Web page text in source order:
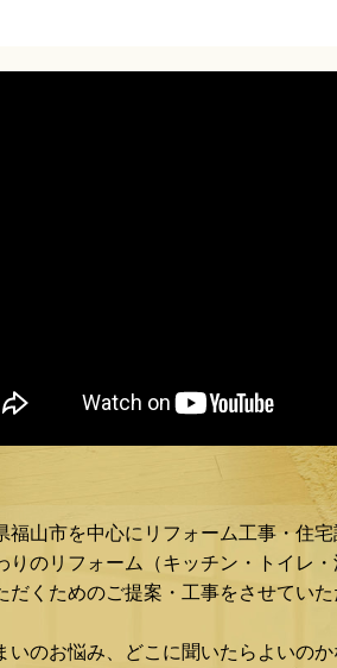
福山市を中心にリフォーム工事・住
りのリフォーム（キッチン・トイレ
だくためのご提案・工事をさせてい
いのお悩み、どこに聞いたらよいの